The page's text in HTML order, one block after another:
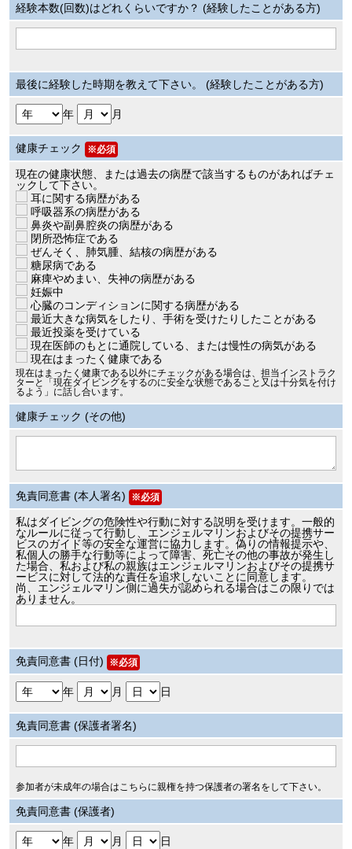
経験本数(回数)はどれくらいですか？ (経験したことがある方)
最後に経験した時期を教えて下さい。 (経験したことがある方)
年 月
健康チェック ※必須
現在の健康状態、または過去の病歴で該当するものがあればチェ
ックして下さい。
耳に関する病歴がある
呼吸器系の病歴がある
鼻炎や副鼻腔炎の病歴がある
閉所恐怖症である
ぜんそく、肺気腫、結核の病歴がある
糖尿病である
麻痺やめまい、失神の病歴がある
妊娠中
心臓のコンディションに関する病歴がある
最近大きな病気をしたり、手術を受けたりしたことがある
最近投薬を受けている
現在医師のもとに通院している、または慢性の病気がある
現在はまったく健康である
現在はまったく健康である以外にチェックがある場合は、担当インストラク
ターと「現在ダイビングをするのに安全な状態であること又は十分気を付け
るよう」に話し合います。
健康チェック (その他)
免責同意書 (本人署名) ※必須
私はダイビングの危険性や行動に対する説明を受けます。一般的
なルールに従って行動し、エンジェルマリンおよびその提携サー
ビスのガイド等の安全な運営に協力します。偽りの情報提示や、
私個人の勝手な行動等によって障害、死亡その他の事故が発生し
た場合、私および私の親族はエンジェルマリンおよびその提携サ
ービスに対して法的な責任を追求しないことに同意します。
尚、エンジェルマリン側に過失が認められる場合はこの限りでは
ありません。
免責同意書 (日付) ※必須
年 月 日
免責同意書 (保護者署名)
参加者が未成年の場合はこちらに親権を持つ保護者の署名をして下さい。
免責同意書 (保護者)
年 月 日